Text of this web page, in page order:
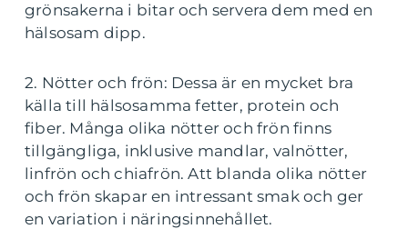
grönsakerna i bitar och servera dem med en
hälsosam dipp.
2. Nötter och frön: Dessa är en mycket bra
källa till hälsosamma fetter, protein och
fiber. Många olika nötter och frön finns
tillgängliga, inklusive mandlar, valnötter,
linfrön och chiafrön. Att blanda olika nötter
och frön skapar en intressant smak och ger
en variation i näringsinnehållet.